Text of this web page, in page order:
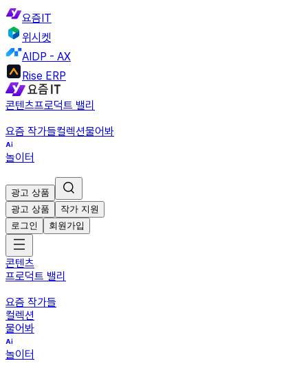
요즘IT
위시켓
AIDP - AX
Rise ERP
콘텐츠프로덕트 밸리
요즘 작가들컬렉션물어봐
놀이터
광고 상품
광고 상품
작가 지원
로그인
회원가입
콘텐츠
프로덕트 밸리
요즘 작가들
컬렉션
물어봐
놀이터